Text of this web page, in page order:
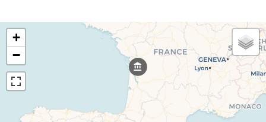
+
−